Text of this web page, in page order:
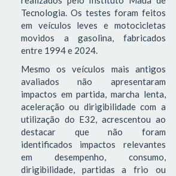
Tecnologia. Os testes foram feitos
em veículos leves e motocicletas
movidos a gasolina, fabricados
entre 1994 e 2024.
Mesmo os veículos mais antigos
avaliados não apresentaram
impactos em partida, marcha lenta,
aceleração ou dirigibilidade com a
utilização do E32, acrescentou ao
destacar que não foram
identificados impactos relevantes
em desempenho, consumo,
dirigibilidade, partidas a frio ou